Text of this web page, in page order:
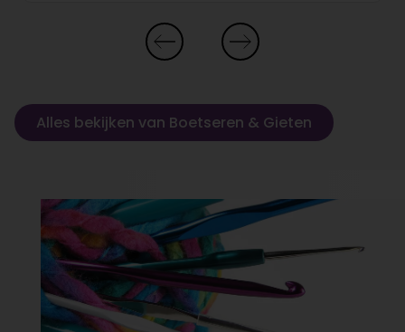
Alles bekijken van Boetseren & Gieten